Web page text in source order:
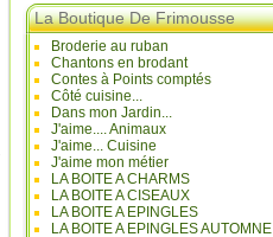
La Boutique De Frimousse
Broderie au ruban
Chantons en brodant
Contes à Points comptés
Côté cuisine...
Dans mon Jardin...
J'aime.... Animaux
J'aime... Cuisine
J'aime mon métier
LA BOITE A CHARMS
LA BOITE A CISEAUX
LA BOITE A EPINGLES
LA BOITE A EPINGLES AUTOMNE